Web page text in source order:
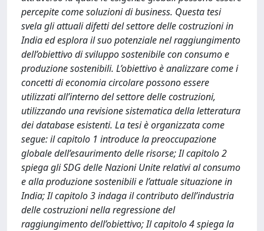
percepite come soluzioni di business. Questa tesi
svela gli attuali difetti del settore delle costruzioni in
India ed esplora il suo potenziale nel raggiungimento
dell’obiettivo di sviluppo sostenibile con consumo e
produzione sostenibili. L’obiettivo è analizzare come i
concetti di economia circolare possono essere
utilizzati all’interno del settore delle costruzioni,
utilizzando una revisione sistematica della letteratura
dei database esistenti. La tesi è organizzata come
segue: il capitolo 1 introduce la preoccupazione
globale dell’esaurimento delle risorse; Il capitolo 2
spiega gli SDG delle Nazioni Unite relativi al consumo
e alla produzione sostenibili e l’attuale situazione in
India; Il capitolo 3 indaga il contributo dell’industria
delle costruzioni nella regressione del
raggiungimento dell’obiettivo; Il capitolo 4 spiega la